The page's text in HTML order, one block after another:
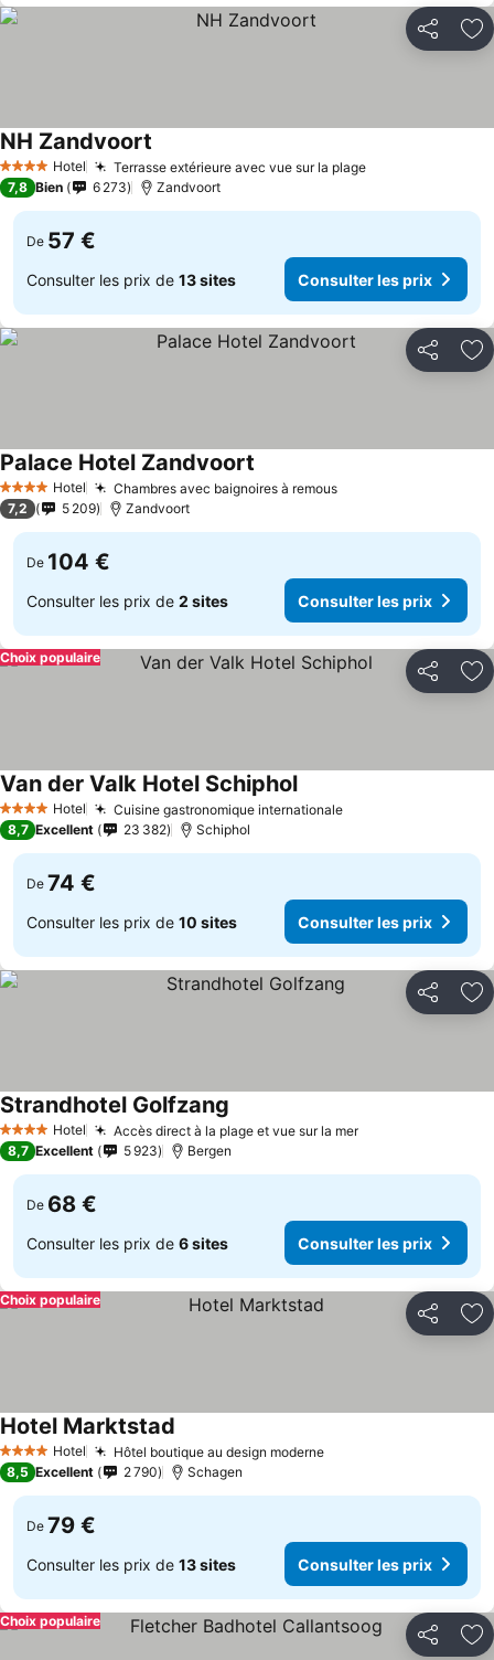
Partager
4 Étoiles Hotel Terrasse extérieure avec vue sur la plage
NH Zandvoort
7,8 Bien 6 273 Zandvoort
De 57 €
Consulter les prix de 13 sites Consulter les prix
Partager
4 Étoiles Hotel Chambres avec baignoires à remous
Palace Hotel Zandvoort
7,2 5 209 Zandvoort
De 104 €
Consulter les prix de 2 sites Consulter les prix
Partager
Choix populaire
4 Étoiles Hotel Cuisine gastronomique internationale
Van der Valk Hotel Schiphol
8,7 Excellent 23 382 Schiphol
De 74 €
Consulter les prix de 10 sites Consulter les prix
Partager
4 Étoiles Hotel Accès direct à la plage et vue sur la mer
Strandhotel Golfzang
8,7 Excellent 5 923 Bergen
De 68 €
Consulter les prix de 6 sites Consulter les prix
Partager
Choix populaire
4 Étoiles Hotel Hôtel boutique au design moderne
Hotel Marktstad
8,5 Excellent 2 790 Schagen
De 79 €
Consulter les prix de 13 sites Consulter les prix
Partager
Choix populaire